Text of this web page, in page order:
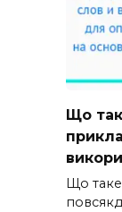
Що
Що